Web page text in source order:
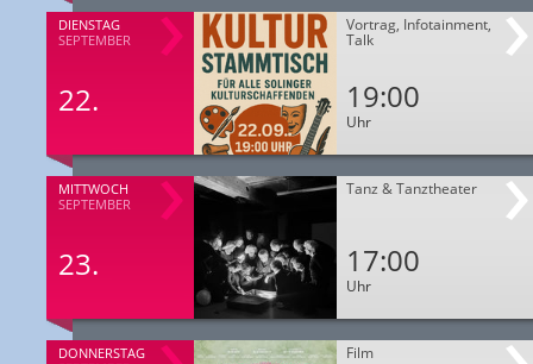
DIENSTAG
SEPTEMBER
22.
Vortrag, Infotainment,
Talk
19:00
Uhr
MITTWOCH
SEPTEMBER
23.
Tanz & Tanztheater
17:00
Uhr
DONNERSTAG
Film